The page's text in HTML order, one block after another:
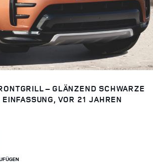
– GLÄNZEND SCHWARZE
VOR 21 JAHREN